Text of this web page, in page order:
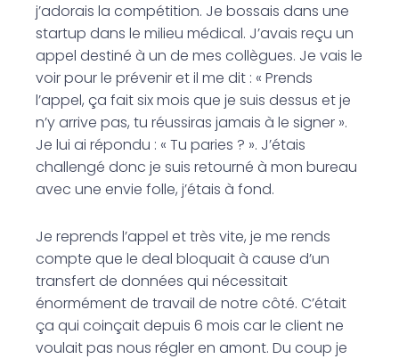
j’adorais la compétition. Je bossais dans une
startup dans le milieu médical. J’avais reçu un
appel destiné à un de mes collègues. Je vais le
voir pour le prévenir et il me dit : « Prends
l’appel, ça fait six mois que je suis dessus et je
n’y arrive pas, tu réussiras jamais à le signer ».
Je lui ai répondu : « Tu paries ? ». J’étais
challengé donc je suis retourné à mon bureau
avec une envie folle, j’étais à fond.
Je reprends l’appel et très vite, je me rends
compte que le deal bloquait à cause d’un
transfert de données qui nécessitait
énormément de travail de notre côté. C’était
ça qui coinçait depuis 6 mois car le client ne
voulait pas nous régler en amont. Du coup je